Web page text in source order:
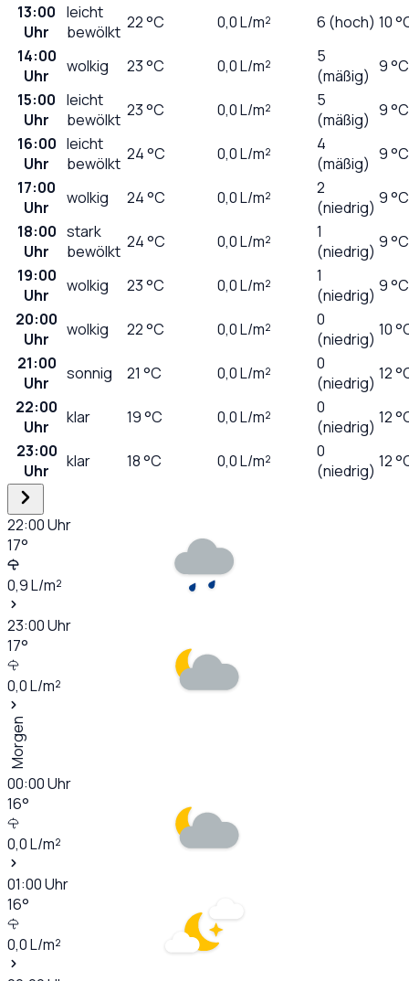
13:00
Uhr
leicht
bewölkt 22°C 0,0L/m² 6 (hoch) 10
14:00
Uhr
wolkig 23°C 0,0L/m²
5
(mäßig) 9 °C
15:00
Uhr
leicht
bewölkt 23°C 0,0L/m²
5
(mäßig) 9 °C
16:00
Uhr
leicht
bewölkt 24°C 0,0L/m²
4
(mäßig) 9 °C
17:00
Uhr
wolkig 24°C 0,0L/m²
2
(niedrig) 9 °C
18:00
Uhr
stark
bewölkt 24°C 0,0L/m²
1
(niedrig) 9 °C
19:00
Uhr
wolkig 23°C 0,0L/m²
1
(niedrig) 9 °C
20:00
Uhr
wolkig 22°C 0,0L/m²
0
(niedrig) 10
21:00
Uhr
sonnig 21 °C 0,0L/m²
0
(niedrig) 12
22:00
Uhr
klar 19°C 0,0L/m²
0
(niedrig) 12
23:00
Uhr
klar 18°C 0,0L/m²
0
(niedrig) 12
22:00Uhr
17°
0,9L/m²
23:00Uhr
17°
0,0L/m²
Morgen
00:00Uhr
16°
0,0L/m²
01:00Uhr
16°
0,0L/m²